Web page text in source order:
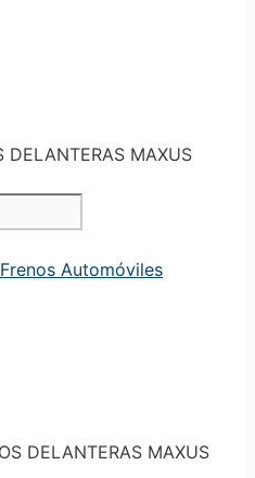
DELANTERAS MAXUS
Automóviles
DELANTERAS MAXUS